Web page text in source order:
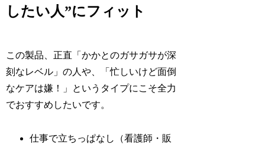
したい人”にフィット
この製品、正直「かかとのガサガサが深
刻なレベル」の人や、「忙しいけど面倒
なケアは嫌！」というタイプにこそ全力
でおすすめしたいです。
仕事で立ちっぱなし（看護師・販